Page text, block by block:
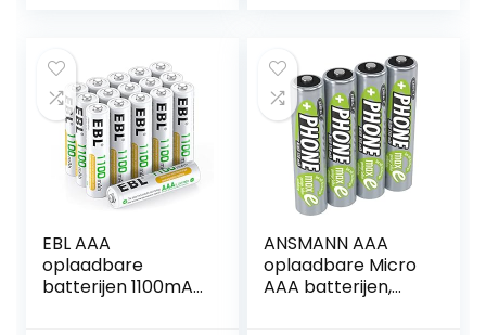
Zonder…
EBL AAA
oplaadbare
batterijen 1100mAh
ANSMANN AAA
oplaadbare Micro
AAA batterijen,